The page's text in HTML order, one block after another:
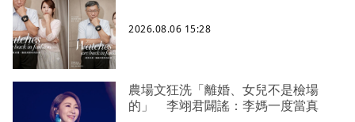
2026.08.06 15:28
農場文狂洗「離婚、女兒不是檢場
的」 李翊君闢謠：李媽一度當真